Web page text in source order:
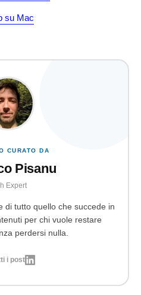
su Mac
CURATO DA
Pisanu
Expert
di tutto quello che succede in
per chi vuole restare
perdersi nulla.
i post